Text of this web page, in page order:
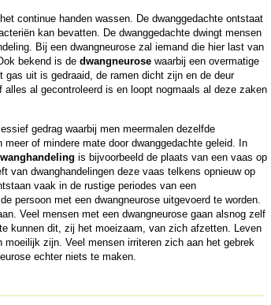
continue handen wassen. De dwanggedachte ontstaat
kan bevatten. De dwanggedachte dwingt mensen
Bij een dwangneurose zal iemand die hier last van
bekend is de dwangneurosewaarbij een overmatige
uit is gedraaid, de ramen dicht zijn en de deur
al gecontroleerd is en loopt nogmaals al deze zaken
gedrag waarbij men meermalen dezelfde
meer of mindere mate door dwanggedachte geleid. In
is bijvoorbeeld de plaats van een vaas op
van dwanghandelingen deze vaas telkens opnieuw op
vaak in de rustige periodes van een
persoon met een dwangneurose uitgevoerd te worden.
Veel mensen met een dwangneurose gaan alsnog zelf
kunnen dit, zij het moeizaam, van zich afzetten. Leven
zijn. Veel mensen irriteren zich aan het gebrek
echter niets te maken.